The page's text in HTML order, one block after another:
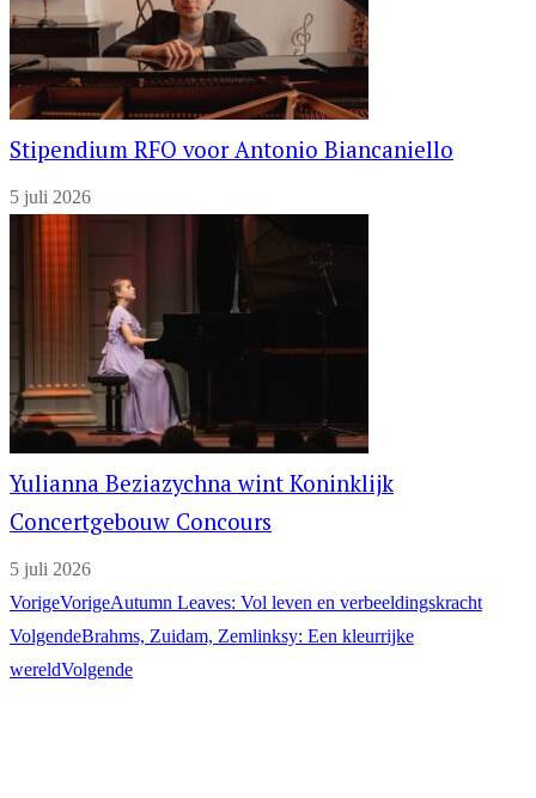
Stipendium RFO voor Antonio Biancaniello
5 juli 2026
Yulianna Beziazychna wint Koninklijk
Concertgebouw Concours
5 juli 2026
VorigeVorigeAutumn Leaves: Vol leven en verbeeldingskracht
VolgendeBrahms, Zuidam, Zemlinksy: Een kleurrijke
wereldVolgende